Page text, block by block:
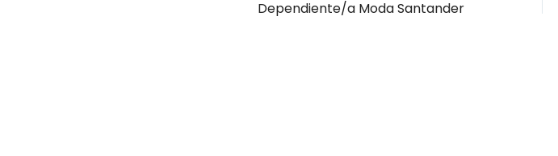
Dependiente/a Moda Santander